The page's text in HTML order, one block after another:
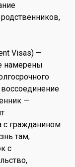
Visas) —
намерены
—
с гражданином
там,
с